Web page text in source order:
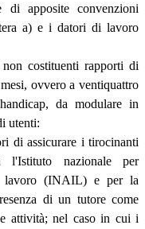
apposite convenzioni
a) e i datori di lavoro
costituenti rapporti di
ovvero a ventiquattro
da modulare in
utenti:
di assicurare i tirocinanti
l'Istituto nazionale per
lavoro (INAIL) e per la
di un tutore come
attività; nel caso in cui i